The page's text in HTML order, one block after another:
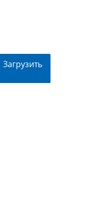
Загрузить